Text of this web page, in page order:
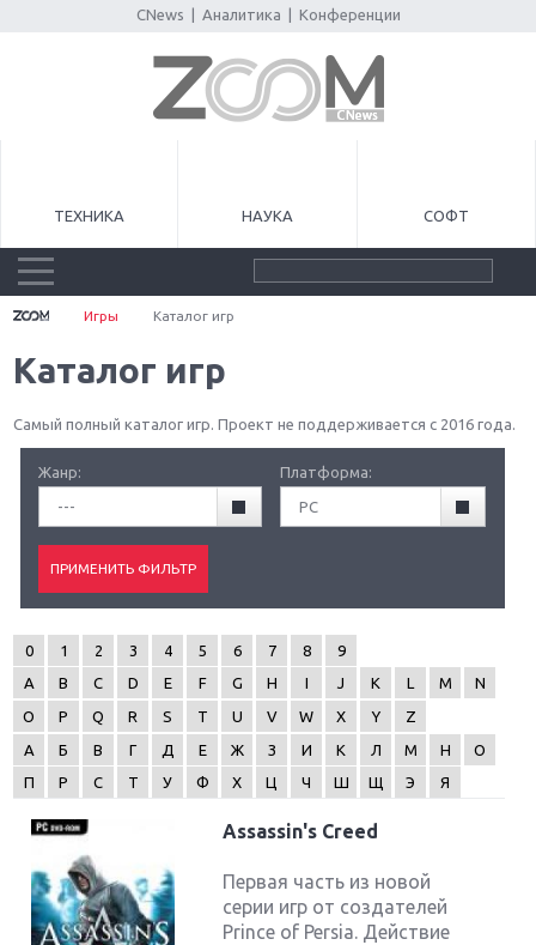
CNews Аналитика Конференции
ТЕХНИКА НАУКА СОФТ
Игры Каталог игр
Каталог игр
Самый полный каталог игр. Проект не поддерживается с 2016 года.
Жанр:
---
Платформа:
PC
0 1 2 3 4 5 6 7 8
9
A
B C D E F G H I J K L M
N
O
P Q R S T U V W X Y
Z
А
Б В Г Д Е Ж З И К Л М Н
О
П
Р С Т У Ф Х Ц Ч Ш Щ Э Я
Assassin's Creed
Первая часть из новой
серии игр от создателей
Prince of Persia. Действие